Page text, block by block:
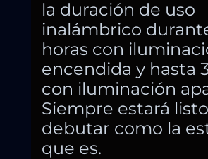
la duración de uso
inalámbrico
horas con
encendida y hasta
con iluminación
Siempre estará
debutar como la
que es.